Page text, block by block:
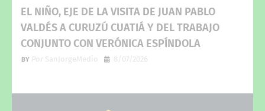
EL NIÑO, EJE DE LA VISITA DE JUAN PABLO
VALDÉS A CURUZÚ CUATIÁ Y DEL TRABAJO
CONJUNTO CON VERÓNICA ESPÍNDOLA
Por SanJorgeMedio 8/07/2026